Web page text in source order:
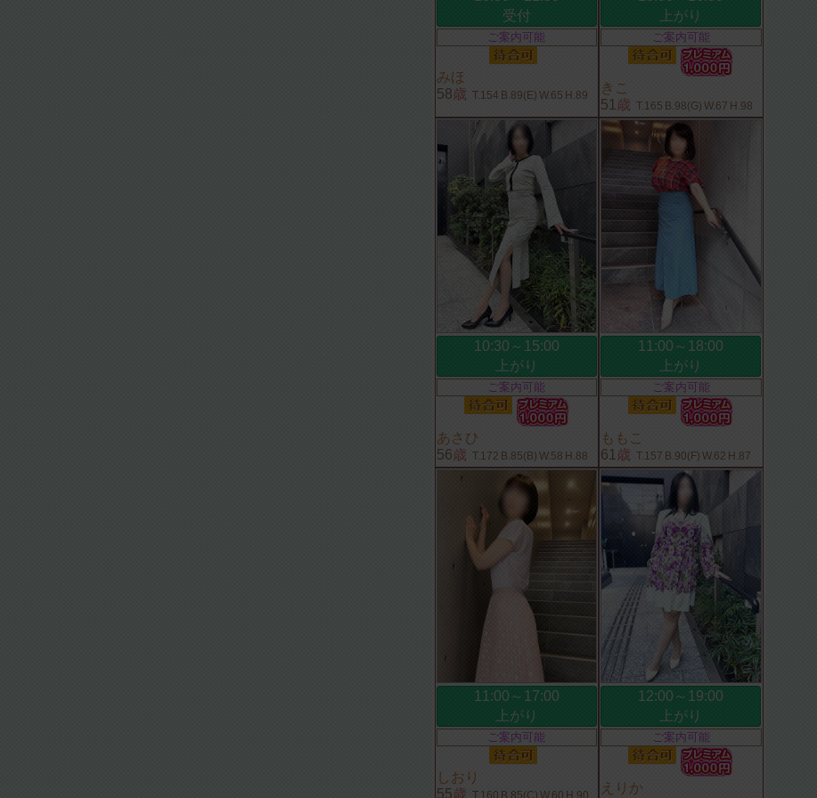
受付
ご案内可能
みほ
58歳 T.154 B.89(E) W.65 H.89
上がり
ご案内可能
きこ
51 歳 T.165 B.98(G) W.67 H.98
10:30～15:00
上がり
ご案内可能
あさひ
56歳 T.172 B.85(B) W.58 H.88
11:00～18:00
上がり
ご案内可能
ももこ
61 歳 T.157 B.90(F) W.62 H.87
11:00～17:00
上がり
ご案内可能
しおり
55歳 T.160 B.85(C) W.60 H.90
12:00～19:00
上がり
ご案内可能
えりか